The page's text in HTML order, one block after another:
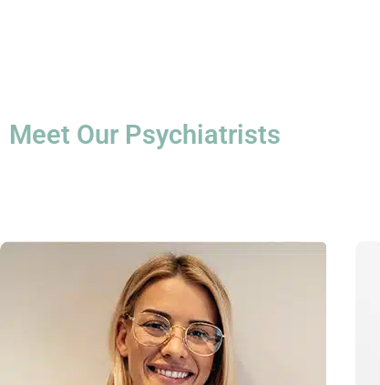
Meet Our Psychiatrists